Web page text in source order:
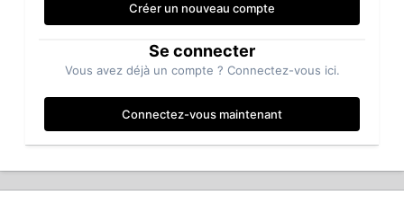
Créer un nouveau compte
Se connecter
Vous avez déjà un compte ? Connectez-vous ici.
Connectez-vous maintenant